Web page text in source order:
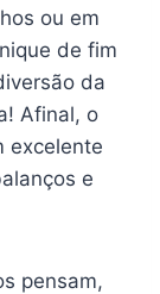
ou em
de fim
da
Afinal, o
excelente
e
pensam,